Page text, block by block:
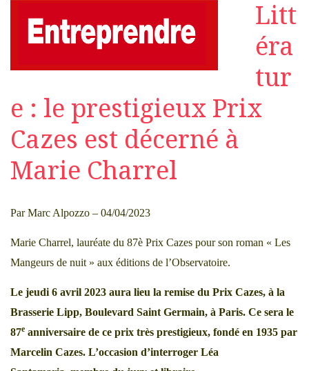
Litt
éra
tur
e : le prestigieux Prix
Cazes est décerné à
Marie Charrel
ParMarc Alpozzo – 04/04/2023
Marie Charrel, lauréate du 87è Prix Cazes pour son roman « Les
Mangeurs de nuit » aux éditions de l’Observatoire.
Le jeudi 6 avril 2023 aura lieu la remise du Prix Cazes, à la
Brasserie Lipp, Boulevard Saint Germain, à Paris. Ce sera le
87e anniversaire de ce prix très prestigieux, fondé en 1935 par
Marcelin Cazes. L’occasion d’interroger Léa